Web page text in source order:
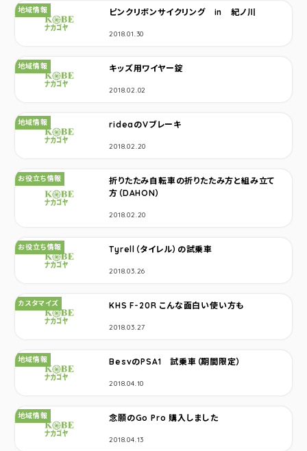
ピンクリボンサイクリング in 紀ノ川
カテゴリ：
地域情報
2018.01.30
キッズ用ワイヤー錠
カテゴリ：
地域情報
2018.02.02
rideaのVブレーキ
カテゴリ：
地域情報
2018.02.20
折りたたみ自転車の折りたたみ方と組み立て
方（DAHON）
カテゴリ：
お役立ち情報
2018.02.20
Tyrell（タイレル）の試乗車
カテゴリ：
お役立ち情報
2018.03.26
KHS F-20R こんな面白い使い方も
カテゴリ：
カスタマイズ
2018.03.27
BesvのPSA1 試乗車（期間限定）
カテゴリ：
地域情報
2018.04.10
念願のGo Pro 購入しました
カテゴリ：
地域情報
2018.04.13